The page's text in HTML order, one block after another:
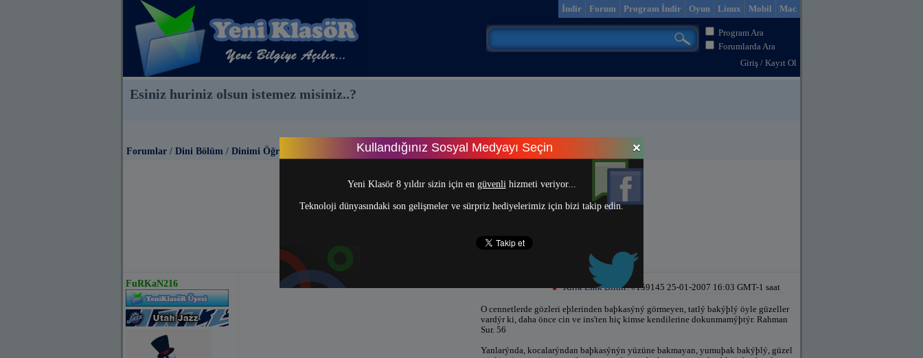
Mac
Mobil
Linux
Oyun
Program İndir
Forum
İndir
Program Ara
Forumlarda Ara
Giriş / Kayıt Ol
Kullandığınız Sosyal Medyayı Seçin
Yeni Klasör 8 yıldır sizin için en güvenlihizmeti veriyor...
Teknoloji dünyasındaki son gelişmeler ve sürpriz hediyelerimiz için bizi takip edin.
Esiniz huriniz olsun istemez misiniz..?
Forumlar / Dini Bölüm / Dinimi Öğreniyorum
FuRKaN216 Kırık Link Bildir!#159145 25-01-2007 16:03 GMT-1 saat
O cennetlerde gözleri eþlerinden baþkasýný görmeyen, tatlý bakýþlý öyle güzeller
vardýr ki, daha önce cin ve ins'ten hiç kimse kendilerine dokunmamýþtýr. Rahman
Sur. 56
Yanlarýnda, kocalarýndan baþkasýnýn yüzüne bakmayan, yumuþak bakýþlý, güzel